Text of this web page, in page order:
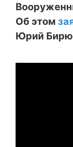
Об этом
Юрий